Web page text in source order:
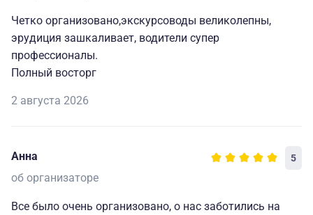
Четко организовано,экскурсоводы великолепны,
эрудиция зашкаливает, водители супер
профессионалы.
Полный восторг
2 августа 2026
Анна 5
об организаторе
Все было очень организовано, о нас заботились на